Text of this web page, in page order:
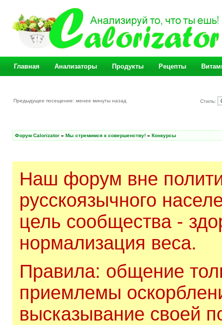
Главная Анализаторы Продукты Рецепты
Предыдущее посещение: менее минуты назад Стиль:
Форум Calorizator » Мы стремимся к совершенству! » Конкурсы
Наш форум вне
русскоязычного
цель сообщества -
нормализация веса.
Правила: общение
приемлемы
высказывание своей